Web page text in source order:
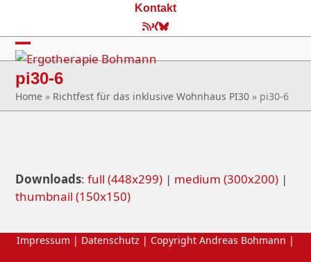
content
Kontakt
RSS
XingBluesky
Open
mobile
menu
Close
mobile
menu
pi30-6
Home » Richtfest für das inklusive Wohnhaus PI30 » pi30-6
Downloads:full (448x299) | medium (300x200) |
thumbnail (150x150)
Impressum | Datenschutz | Copyright Andreas Bohmann |